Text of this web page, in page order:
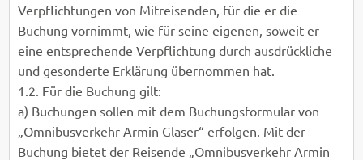
Verpflichtungen von Mitreisenden, für die er die
Buchung vornimmt, wie für seine eigenen, soweit er
eine entsprechende Verpflichtung durch ausdrückliche
und gesonderte Erklärung übernommen hat.
1.2. Für die Buchung gilt:
a) Buchungen sollen mit dem Buchungsformular von
„Omnibusverkehr Armin Glaser“ erfolgen. Mit der
Buchung bietet der Reisende „Omnibusverkehr Armin